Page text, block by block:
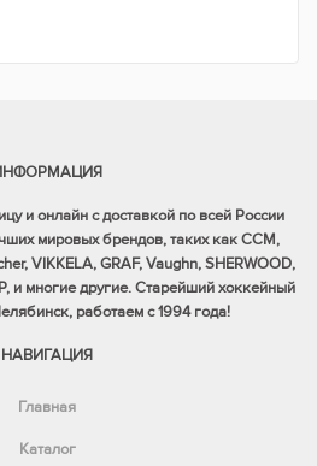
и онлайн с доставкой по всей России
мировых брендов, таких как CCM,
VIKKELA, GRAF, Vaughn, SHERWOOD,
и многие другие. Старейший хоккейный
работаем с 1994 года!
НАВИГАЦИЯ
Главная
Каталог